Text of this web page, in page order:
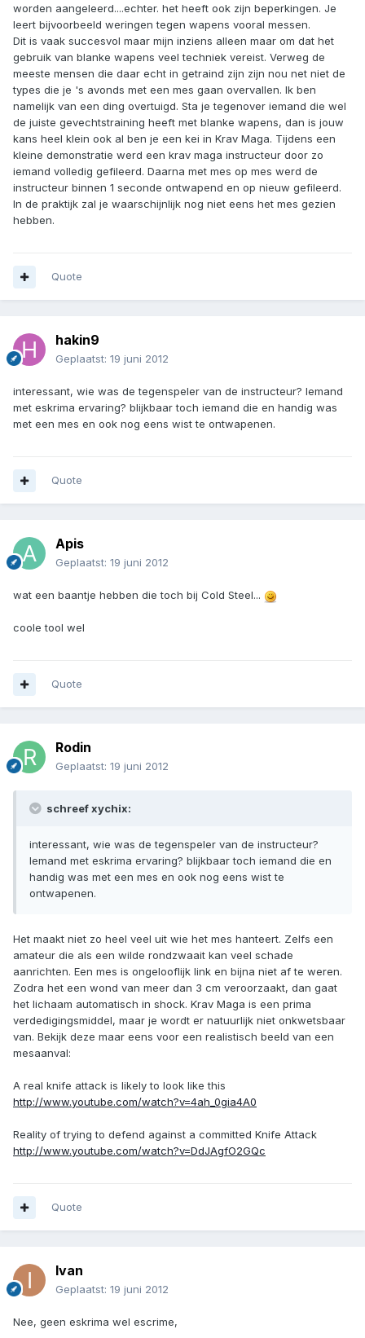
worden aangeleerd....echter. het heeft ook zijn beperkingen. Je
leert bijvoorbeeld weringen tegen wapens vooral messen.
Dit is vaak succesvol maar mijn inziens alleen maar om dat het
gebruik van blanke wapens veel techniek vereist. Verweg de
meeste mensen die daar echt in getraind zijn zijn nou net niet de
types die je 's avonds met een mes gaan overvallen. Ik ben
namelijk van een ding overtuigd. Sta je tegenover iemand die wel
de juiste gevechtstraining heeft met blanke wapens, dan is jouw
kans heel klein ook al ben je een kei in Krav Maga. Tijdens een
kleine demonstratie werd een krav maga instructeur door zo
iemand volledig gefileerd. Daarna met mes op mes werd de
instructeur binnen 1 seconde ontwapend en op nieuw gefileerd.
In de praktijk zal je waarschijnlijk nog niet eens het mes gezien
hebben.
Quote
hakin9
Geplaatst: 19 juni 2012
interessant, wie was de tegenspeler van de instructeur? Iemand
met eskrima ervaring? blijkbaar toch iemand die en handig was
met een mes en ook nog eens wist te ontwapenen.
Quote
Apis
Geplaatst: 19 juni 2012
wat een baantje hebben die toch bij Cold Steel...
coole tool wel
Quote
Rodin
Geplaatst: 19 juni 2012
schreef xychix:
interessant, wie was de tegenspeler van de instructeur?
Iemand met eskrima ervaring? blijkbaar toch iemand die en
handig was met een mes en ook nog eens wist te
ontwapenen.
Het maakt niet zo heel veel uit wie het mes hanteert. Zelfs een
amateur die als een wilde rondzwaait kan veel schade
aanrichten. Een mes is ongelooflijk link en bijna niet af te weren.
Zodra het een wond van meer dan 3 cm veroorzaakt, dan gaat
het lichaam automatisch in shock. Krav Maga is een prima
verdedigingsmiddel, maar je wordt er natuurlijk niet onkwetsbaar
van. Bekijk deze maar eens voor een realistisch beeld van een
mesaanval:
A real knife attack is likely to look like this
http://www.youtube.com/watch?v=4ah_0gia4A0
Reality of trying to defend against a committed Knife Attack
http://www.youtube.com/watch?v=DdJAgfO2GQc
Quote
Ivan
Geplaatst: 19 juni 2012
Nee, geen eskrima wel escrime,